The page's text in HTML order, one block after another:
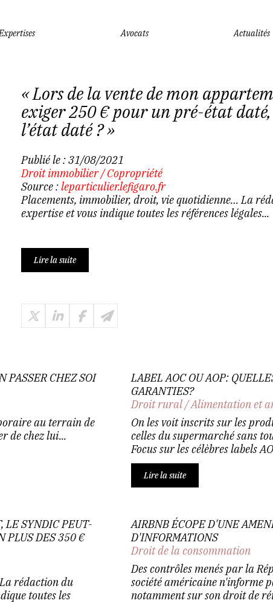
Expertises Avocats Actualités
« Lors de la vente de mon
exiger 250 € pour un pré-état
l’état daté ? »
Publié le :31/08/2021
Droit immobilier/Copropriété
Source :leparticulier.lefigaro.fr
Placements, immobilier, droit, vie quotidienne… La
expertise et vous indique toutes les références légales...
Lire la suite
PASSER CHEZ SOI
au terrain de
de chez lui...
LABEL AOC OU AOP:
GARANTIES?
Droit rural/Alimentation et
On les voit inscrits sur les
celles du supermarché sans
Focus sur les célèbres labels
Lire la suite
LE SYNDIC PEUT-
PLUS DES 350 €
rédaction du
toutes les
AIRBNB ÉCOPE D'UNE
D'INFORMATIONS
Droit de la consommation
Des contrôles menés par la
société américaine n'informe
notamment sur son droit de